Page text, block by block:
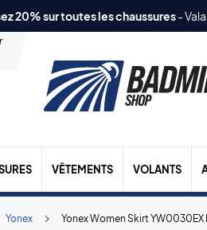
20% sur toutes les chaussures-
VÊTEMENTS VOLANTS
Yonex Women Skirt YW0030EX
Yonex